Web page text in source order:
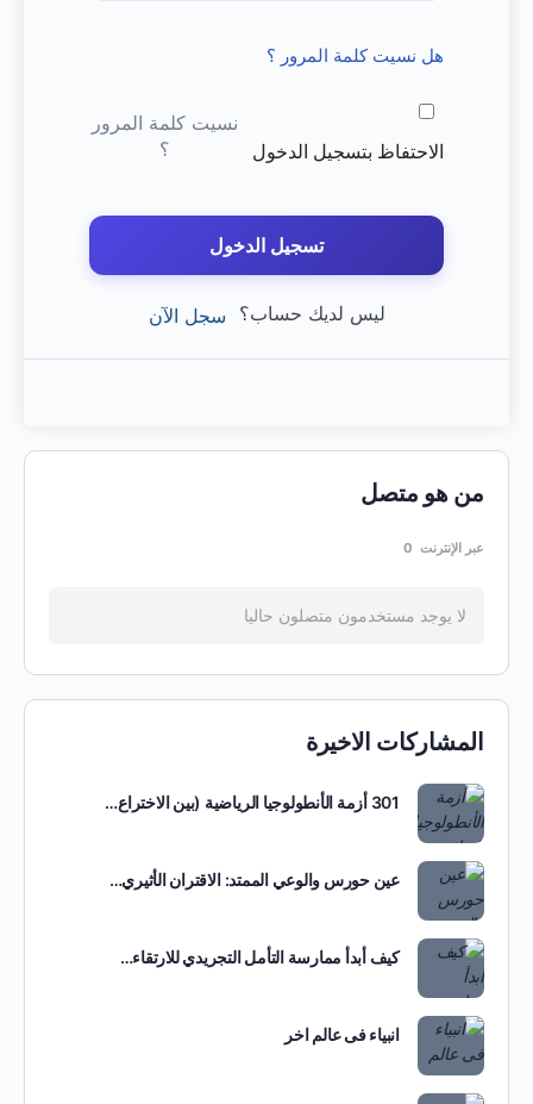
هل نسيت كلمة المرور ؟
الاحتفاظ بتسجيل الدخول
نسيت كلمة المرور
؟
تسجيل الدخول
ليس لديك حساب؟ سجل الآن
من هو متصل
عبر الإنترنت 0
لا يوجد مستخدمون متصلون حاليا
المشاركات الاخيرة
301 أزمة الأنطولوجيا الرياضية (بين الاختراع…
عين حورس والوعي الممتد: الاقتران الأثيري…
كيف أبدأ ممارسة التأمل التجريدي للارتقاء…
انبياء فى عالم اخر